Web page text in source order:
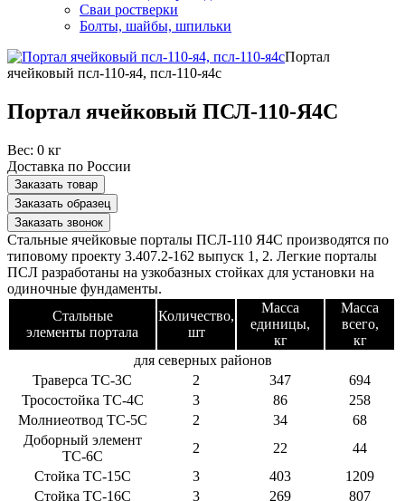
Сваи ростверки
Болты, шайбы, шпильки
Портал
ячейковый псл-110-я4, псл-110-я4с
Портал ячейковый ПСЛ-110-Я4С
Вес: 0 кг
Доставка по России
Заказать товар
Заказать образец
Заказать звонок
Стальные ячейковые порталы ПСЛ-110 Я4С производятся по
типовому проекту 3.407.2-162 выпуск 1, 2. Легкие порталы
ПСЛ разработаны на узкобазных стойках для установки на
одиночные фундаменты.
Стальные
элементы портала
Количество,
шт
Масса
единицы,
кг
Масса
всего,
кг
для северных районов
Траверса ТС-3С
2 347
694
Тросостойка ТС-4С
3 86
258
Молниеотвод ТС-5С
2 34
68
Доборный элемент
ТС-6С
2 22
44
Стойка ТС-15С
3 403
1209
Стойка ТС-16С
3 269 807